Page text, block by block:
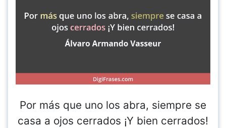
Por más que uno los abra, siempre se
casa a ojos cerrados ¡Y bien cerrados!